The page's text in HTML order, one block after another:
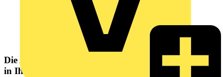
Die Altlampen Sammelstelle
in Ihrer Nähe